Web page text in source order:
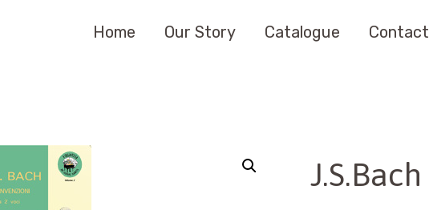
Home Our Story Catalogue Contact
J.S.Bach